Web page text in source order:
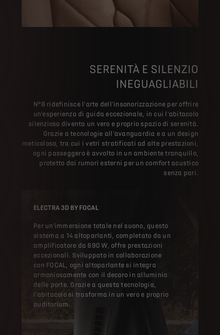
SERENITÀ E SILENZIO
INEGUAGLIABILI
N°8 ridefinisce l'arte dell'insonorizzazione per offrire
un'esperienza di guida eccezionale, in cui l'abitacolo
silenzioso diventa un vero e proprio spazio di serenità.
Grazie a tecnologie all'avanguardia e a un design
meticoloso, tra cui i vetri stratificati ad alte prestazioni,
ogni passeggero è avvolto in un ambiente tranquillo,
protetto dai rumori esterni per un comfort acustico
senza pari.
ELECTRA 3D BY FOCAL
Per un'immersione totale nel suono, questo
sistema a 14 altoparlanti, completato da un
amplificatore da 690 W, offre prestazioni
eccezionali. Sviluppato in collaborazione
con FOCAL, ogni altoparlante si integra
armoniosamente con il decoro in alluminio
delle porte. Grazie a questa tecnologia,
l'abitacolo si trasforma in un vero e proprio
auditorium.